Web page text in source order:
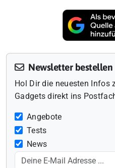
Newsletter bestellen
Hol Dir die neuesten Infos
Gadgets direkt ins
Angebote
Tests
News